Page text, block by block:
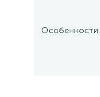
Особенности